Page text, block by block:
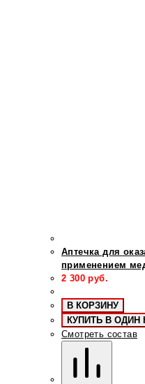
Аптечка для
применением
2 300 руб.
В КОРЗИНУ
КУПИТЬ В ОДИН
Смотреть состав